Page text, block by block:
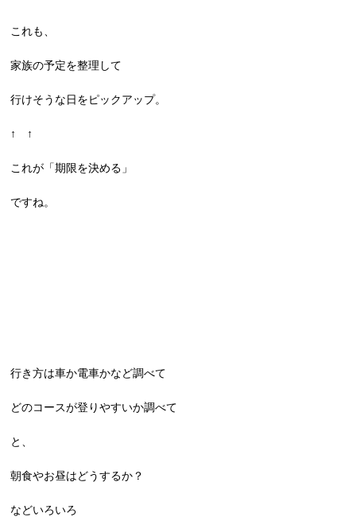
これも、
家族の予定を整理して
行けそうな日をピックアップ。
↑ ↑
これが「期限を決める」
ですね。
行き方は車か電車かなど調べて
どのコースが登りやすいか調べて
と、
朝食やお昼はどうするか？
などいろいろ